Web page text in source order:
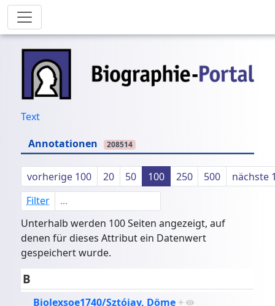
Text
Annotationen
208514
vorherige 100 20 50 100 250 500
nächste
Filter
Unterhalb werden 100 Seiten angezeigt, auf
denen für dieses Attribut ein Datenwert
gespeichert wurde.
B
Biolexsoe1740/Sztójay, Döme +